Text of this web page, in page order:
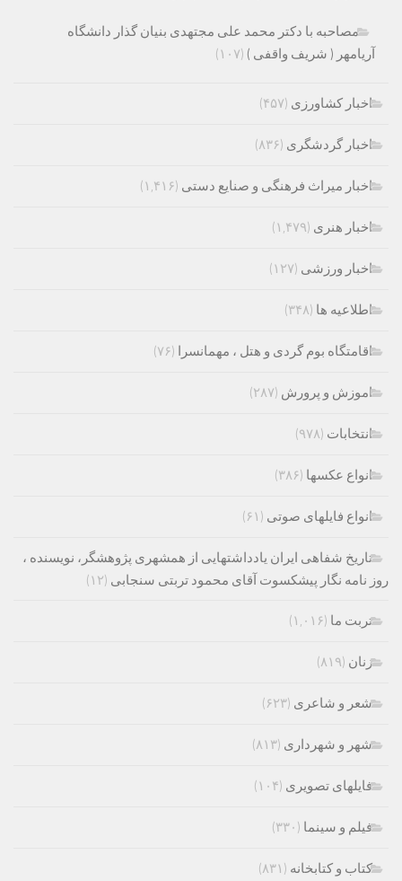
مصاحبه با دکتر محمد علی مجتهدی بنیان گذار دانشگاه
آریامهر ( شریف واقفی ) (۱۰۷)
اخبار کشاورزی (۴۵۷)
اخبار گردشگری (۸۳۶)
اخبار میراث فرهنگی و صنایع دستی (۱,۴۱۶)
اخبار هنری (۱,۴۷۹)
اخبار ورزشی (۱۲۷)
اطلاعیه ها (۳۴۸)
اقامتگاه بوم گردی و هتل ، مهمانسرا (۷۶)
اموزش و پرورش (۲۸۷)
انتخابات (۹۷۸)
انواع عکسها (۳۸۶)
انواع فایلهای صوتی (۶۱)
تاریخ شفاهی ایران یادداشتهایی از همشهری پژوهشگر، نویسنده ،
روز نامه نگار پیشکسوت آقای محمود تربتی سنجابی (۱۲)
تربت ما (۱,۰۱۶)
زنان (۸۱۹)
شعر و شاعری (۶۲۳)
شهر و شهرداری (۸۱۳)
فایلهای تصویری (۱۰۴)
فیلم و سینما (۳۳۰)
کتاب و کتابخانه (۸۳۱)